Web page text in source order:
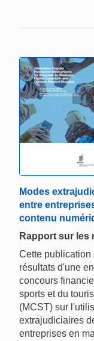
Modes
entre
contenu
Rapport sur les
Cette publication
résultats d'une
concours
sports et du
(MCST) sur
extrajudiciaires
entreprises en